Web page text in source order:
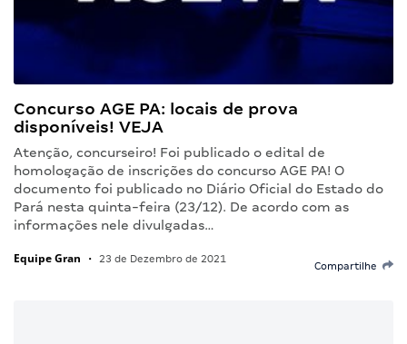
Concurso AGE PA: locais de prova
disponíveis! VEJA
Atenção, concurseiro! Foi publicado o edital de
homologação de inscrições do concurso AGE PA! O
documento foi publicado no Diário Oficial do Estado do
Pará nesta quinta-feira (23/12). De acordo com as
informações nele divulgadas…
Equipe Gran • 23 de Dezembro de 2021
Compartilhe